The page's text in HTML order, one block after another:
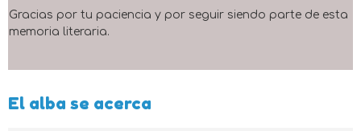
Gracias por tu paciencia y por seguir siendo parte de esta
memoria literaria.
El alba se acerca